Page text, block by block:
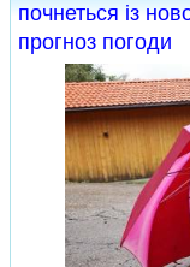
почнеться із
прогноз погоди